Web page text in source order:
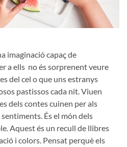
imaginació capaç de
a ells no és sorprenent veure
del cel o que uns estranys
pastissos cada nit. Viuen
dels contes cuinen per als
És el món dels
Aquest és un recull de llibres
i colors. Pensat perquè els